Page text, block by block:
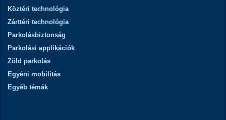
Köztéri technológia
Zárttéri technológia
Parkolásbiztonság
Parkolási applikációk
Zöld parkolás
Egyéni mobilitás
Egyéb témák